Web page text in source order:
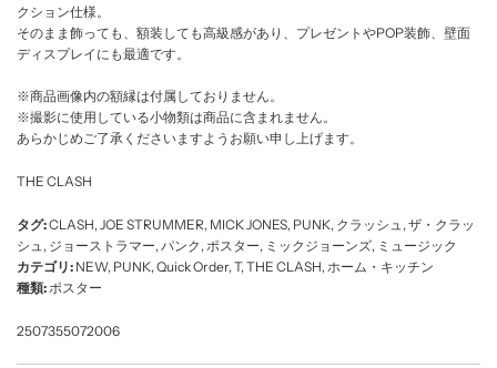
クション仕様。
そのまま飾っても、額装しても高級感があり、プレゼントやPOP装飾、壁面
ディスプレイにも最適です。
※商品画像内の額縁は付属しておりません。
※撮影に使用している小物類は商品に含まれません。
あらかじめご了承くださいますようお願い申し上げます。
THE CLASH
タグ:CLASH, JOE STRUMMER, MICK JONES, PUNK, クラッシュ , ザ・クラッ
シュ , ジョーストラマー, パンク , ポスター, ミックジョーンズ, ミュージック
カテゴリ: NEW, PUNK, Quick Order, T, THE CLASH, ホーム・キッチン
種類: ポスター
2507355072006